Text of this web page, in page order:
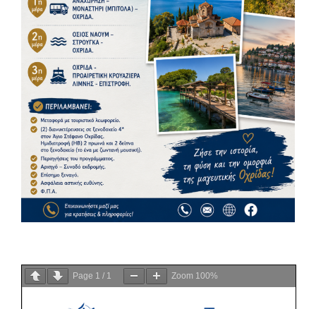
Page 1 / 1 Zoom 100%